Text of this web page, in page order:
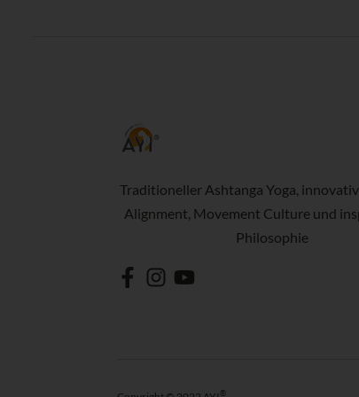
Traditioneller Ashtanga Yoga,
Alignment, Movement Culture und
Philosophie
®